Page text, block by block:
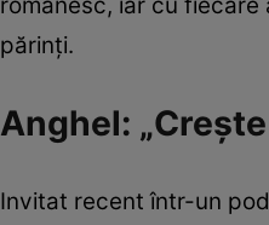
românesc, iar cu
părinți.
Anghel:
Invitat recent într-un